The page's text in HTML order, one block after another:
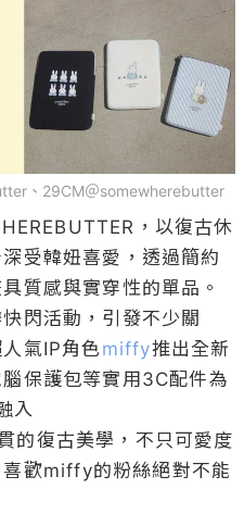
、29CM＠somewherebutter
，以復古休
受韓妞喜愛，透過簡約
質感與實穿性的單品。
閃活動，引發不少關
氣IP角色 miffy推出全新
保護包等實用3C配件為
入
的復古美學，不只可愛度
歡miffy的粉絲絕對不能